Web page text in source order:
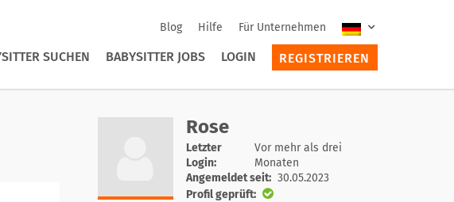
Blog Hilfe Für Unternehmen
SUCHEN BABYSITTER JOBS LOGIN REGISTRIEREN
Rose
Letzter
Login:
Vor mehr als drei
Monaten
Angemeldet seit: 30.05.2023
Profil geprüft: